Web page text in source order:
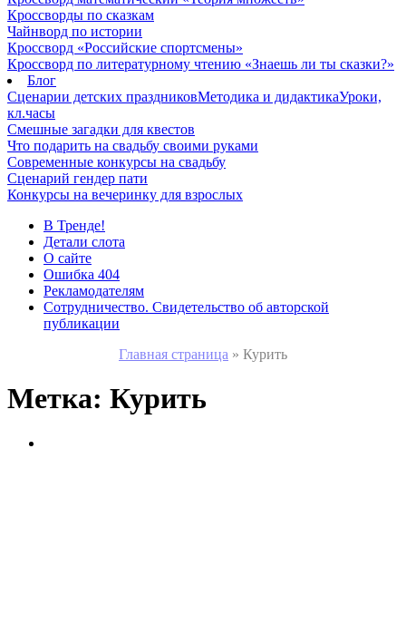
Кроссворды по сказкам
Чайнворд по истории
Кроссворд «Российские спортсмены»
Кроссворд по литературному чтению «Знаешь ли ты сказки?»
Блог
Сценарии детских праздниковМетодика и дидактикаУроки,
кл.часы
Смешные загадки для квестов
Что подарить на свадьбу своими руками
Современные конкурсы на свадьбу
Сценарий гендер пати
Конкурсы на вечеринку для взрослых
В Тренде!
Детали слота
О сайте
Ошибка 404
Рекламодателям
Сотрудничество. Свидетельство об авторской
публикации
Главная страница » Курить
Метка: Курить